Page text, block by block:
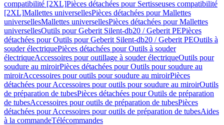
compatibilité [2XL]Pièces détachées pour Sertisseuses compatibilité
[2XL]Mallettes universellesPièces détachées pour Mallettes
universellesMallettes universellesPièces détachées pour Mallettes
universellesOutils pour Geberit Silent-db20 / Geberit PEPièces
détachées pour Outils pour Geberit Silent-db20 / Geberit PEOutils à
souder électriquePièces détachées pour Outils à souder
électriqueAccessoires pour outillage à souder électriqueOutils pour
soudure au miroirPièces détachées pour Outils pour soudure au
miroirAccessoires pour outils pour soudure au miroirPièces
détachées pour Accessoires pour outils pour soudure au miroirOutils
de préparation de tubesPièces détachées pour Outils de préparation
de tubesAccessoires pour outils de préparation de tubesPièces
détachées pour Accessoires pour outils de préparation de tubesAides
à la commandeTélécommandes